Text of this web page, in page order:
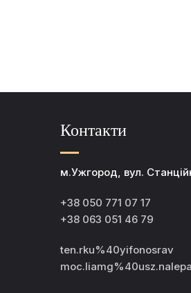
Контакти
м.Ужгород, вул.
+38 050 771 07 17
+38 063 051 46 79
ten.rku%40yifonosrav